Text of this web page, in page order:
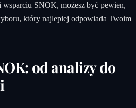
wsparciu SNOK, możesz być pewien,
który najlepiej odpowiada Twoim
od analizy do